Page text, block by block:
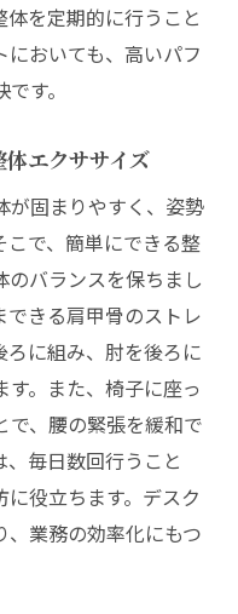
を定期的に行うこと
おいても、高いパフ
す。
エクササイズ
が固まりやすく、姿勢
で、簡単にできる整
バランスを保ちまし
できる肩甲骨のストレ
ろに組み、肘を後ろに
。また、椅子に座っ
で、腰の緊張を緩和で
毎日数回行うこと
役立ちます。デスク
、業務の効率化にもつ